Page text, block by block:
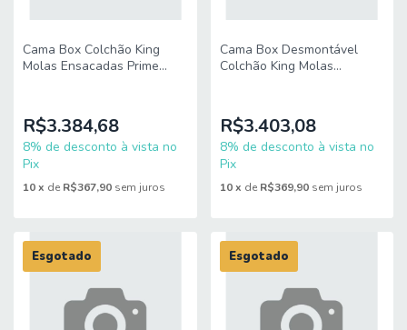
Cama Box Colchão King
Molas Ensacadas Prime
R$3.384,68
8% de desconto à vista no
Pix
10x de R$367,90 sem juros
Cama Box Desmontável
Colchão King Molas
R$3.403,08
8% de desconto à vista no
Pix
10 x de R$369,90 sem juros
Esgotado Esgotado